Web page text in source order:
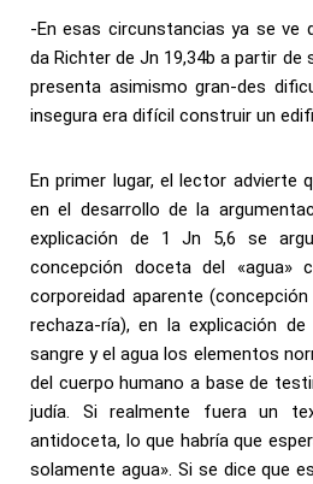
-En esas circunstancias ya se ve
da Richter de Jn 19,34b a partir de
presenta asimismo gran-des
insegura era difícil construir un
En primer lugar, el lector advierte
en el desarrollo de la
explicación de 1 Jn 5,6 se
concepción doceta del «agua»
corporeidad aparente
rechaza-ría), en la explicación
sangre y el agua los elementos
del cuerpo humano a base de
judía. Si realmente fuera un
antidoceta, lo que habría que
solamente agua». Si se dice que